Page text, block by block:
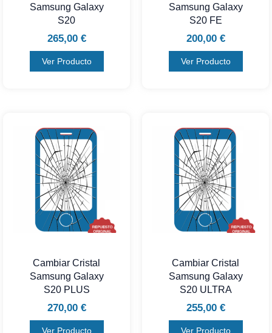
Samsung Galaxy
S20
265,00 €
Ver Producto
Samsung Galaxy
S20 FE
200,00 €
Ver Producto
Cambiar Cristal
Samsung Galaxy
S20 PLUS
270,00 €
Ver Producto
Cambiar Cristal
Samsung Galaxy
S20 ULTRA
255,00 €
Ver Producto